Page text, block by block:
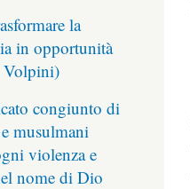
la
in opportunità
Volpini)
congiunto di
musulmani
violenza e
nome di Dio